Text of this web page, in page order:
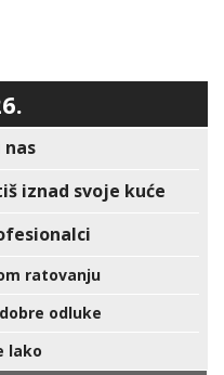
iznad svoje kuće
ratovanju
odluke
lako